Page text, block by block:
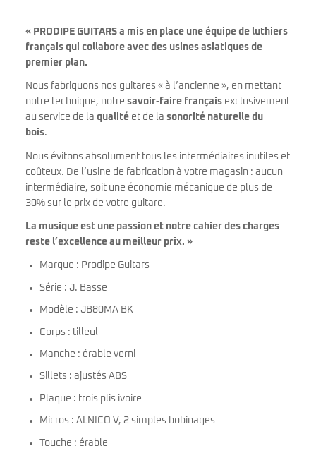
« PRODIPE GUITARS a mis en place une équipe de luthiers
français qui collabore avec des usines asiatiques de
premier plan.
Nous fabriquons nos guitares « à l’ancienne », en mettant
notre technique, notre savoir-faire français exclusivement
au service de la qualité et de la sonorité naturelle du
bois.
Nous évitons absolument tous les intermédiaires inutiles et
coûteux. De l’usine de fabrication à votre magasin : aucun
intermédiaire, soit une économie mécanique de plus de
30% sur le prix de votre guitare.
La musique est une passion et notre cahier des charges
reste l’excellence au meilleur prix. »
Marque : Prodipe Guitars
Série : J. Basse
Modèle : JB80MA BK
Corps : tilleul
Manche : érable verni
Sillets : ajustés ABS
Plaque : trois plis ivoire
Micros : ALNICO V, 2 simples bobinages
Touche : érable